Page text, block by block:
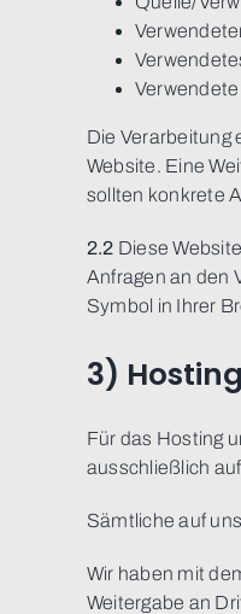
Die Verarbeitung
Website. Eine
sollten konkrete
2.2 Diese
Anfragen an den
Symbol in Ihrer
3)
Für das Hosting
ausschließlich
Sämtliche auf
Wir haben mit
Weitergabe an